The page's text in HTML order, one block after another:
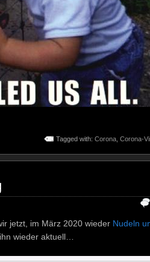
Tagged with: Corona Corona-
jetzt, im März 2020 wieder Nudeln
wieder aktuell…